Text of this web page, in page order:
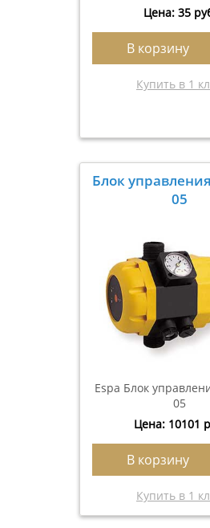
Цена: 35
В корзину
Купить в 1
Блок
05
Espa Блок
05
Цена: 10101
В корзину
Купить в 1